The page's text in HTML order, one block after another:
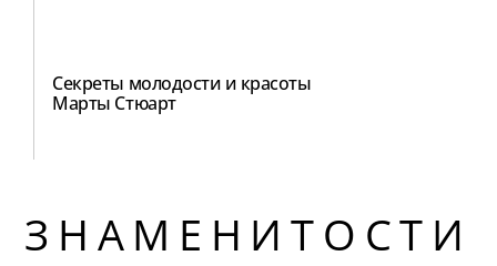
Секреты молодости и красоты
Марты Стюарт
ЗНАМЕНИТОСТИ